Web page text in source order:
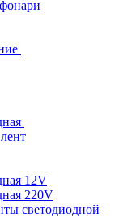
12V
220V
светодиодной